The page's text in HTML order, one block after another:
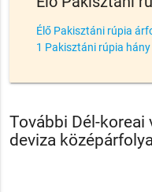
Élő Pakisztáni rúpia
1 Pakisztáni rúpia
További Dél-
deviza